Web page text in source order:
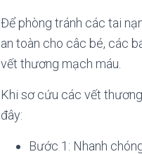
Để phòng tránh các tai
an toàn cho câc bé, các
vết thương mạch máu.
Khi sơ cứu các vết
đây:
Bước 1: Nhanh